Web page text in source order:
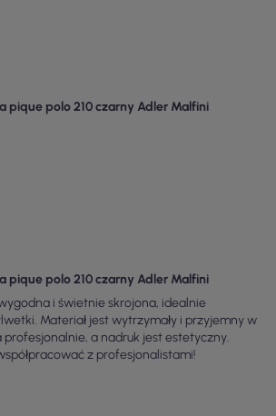
pique polo 210 czarny Adler Malfini
pique polo 210 czarny Adler Malfini
i świetnie skrojona, idealnie
Materiał jest wytrzymały i przyjemny w
a nadruk jest estetyczny.
z profesjonalistami!